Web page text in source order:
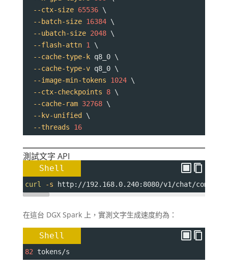
--ctx-size 65536 \
--batch-size 16384 \
--ubatch-size 2048 \
--flash-attn 1
\
--cache-type-k q8_0 \
--cache-type-v q8_0 \
--image-min-tokens
1024 \
--ctx-checkpoints
8 \
--cache-ram 32768 \
--kv-unified
\
--threads
16
測試文字 API
Shell
curl -s http://192.168.0.240:8080/v1/chat/
在這台 DGX Spark 上，實測文字生成速度約為：
Shell
82 tokens/s